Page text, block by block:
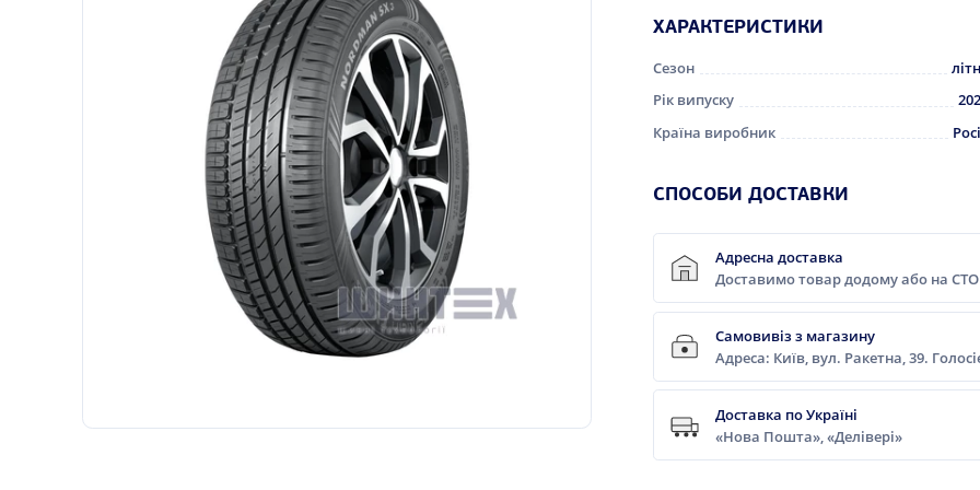
ХАРАКТЕРИСТИКИ
Сезон
Рік випуску
Країна виробник
СПОСОБИ ДОСТАВКИ
Адресна доставка
Доставимо товар додому або на СТО
Самовивіз з магазину
Адреса: Київ, вул. Ракетна, 39.
Доставка по Україні
«Нова Пошта», «Делівері»